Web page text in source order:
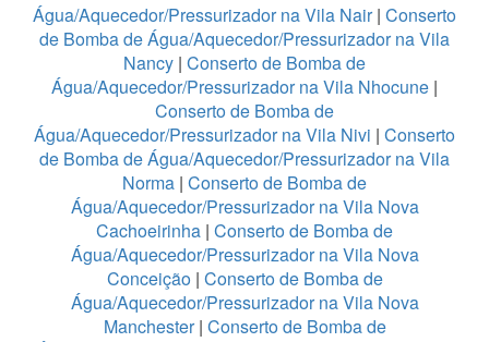
Água/Aquecedor/Pressurizador na Vila Nair| Conserto
de Bomba de Água/Aquecedor/Pressurizador na Vila
Nancy | Conserto de Bomba de
Água/Aquecedor/Pressurizador na Vila Nhocune |
Conserto de Bomba de
Água/Aquecedor/Pressurizador na Vila Nivi | Conserto
de Bomba de Água/Aquecedor/Pressurizador na Vila
Norma | Conserto de Bomba de
Água/Aquecedor/Pressurizador na Vila Nova
Cachoeirinha | Conserto de Bomba de
Água/Aquecedor/Pressurizador na Vila Nova
Conceição| Conserto de Bomba de
Água/Aquecedor/Pressurizador na Vila Nova
Manchester| Conserto de Bomba de